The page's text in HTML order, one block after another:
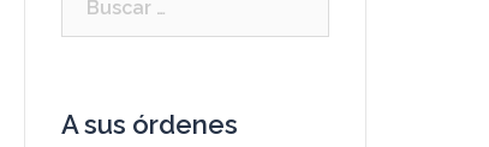
A sus órdenes